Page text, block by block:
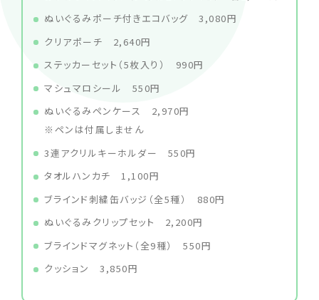
ぬいぐるみポーチ付きエコバッグ 3,080円
クリアポーチ 2,640円
ステッカーセット（5枚入り） 990円
マシュマロシール 550円
ぬいぐるみペンケース 2,970円
※ペンは付属しません
3連アクリルキーホルダー 550円
タオルハンカチ 1,100円
ブラインド刺繍缶バッジ（全5種） 880円
ぬいぐるみクリップセット 2,200円
ブラインドマグネット（全9種） 550円
クッション 3,850円